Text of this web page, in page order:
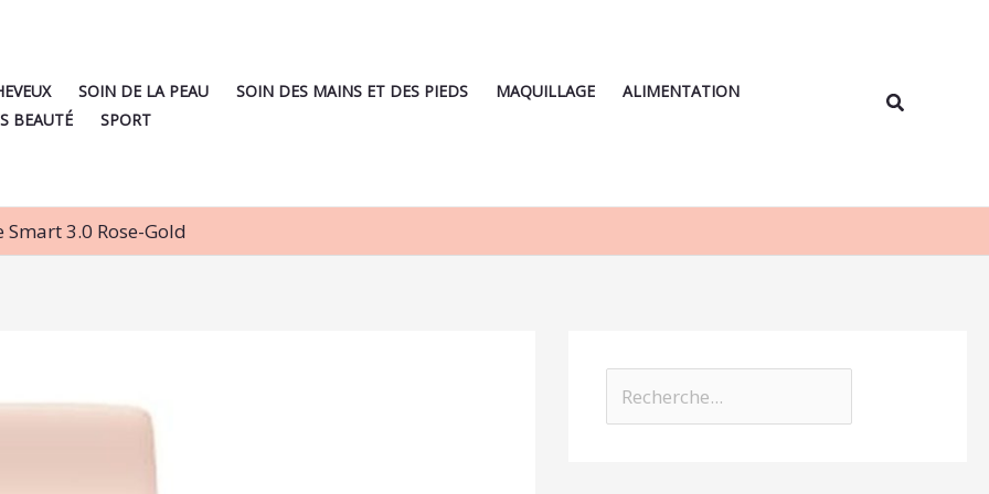
SOIN DE LA PEAU SOIN DES MAINS ET DES PIEDS MAQUILLAGE
ALIMENTATION
BEAUTÉ
SPORT
3.0 Rose-Gold